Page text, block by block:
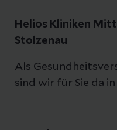
Helios Kliniken
Stolzenau
Als
sind wir für Sie da